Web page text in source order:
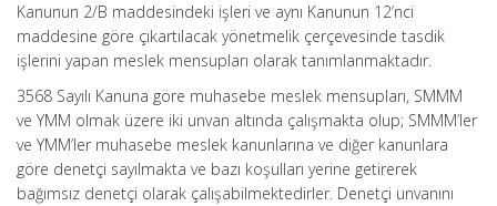
Kanunun 2/B maddesindeki işleri ve aynı Kanunun 12’nci
maddesine göre çıkartılacak yönetmelik çerçevesinde tasdik
işlerini yapan meslek mensupları olarak tanımlanmaktadır.
3568 Sayılı Kanuna göre muhasebe meslek mensupları, SMMM
ve YMM olmak üzere iki unvan altında çalışmakta olup; SMMM’ler
ve YMM’ler muhasebe meslek kanunlarına ve diğer kanunlara
göre denetçi sayılmakta ve bazı koşulları yerine getirerek
bağımsız denetçi olarak çalışabilmektedirler. Denetçi unvanını